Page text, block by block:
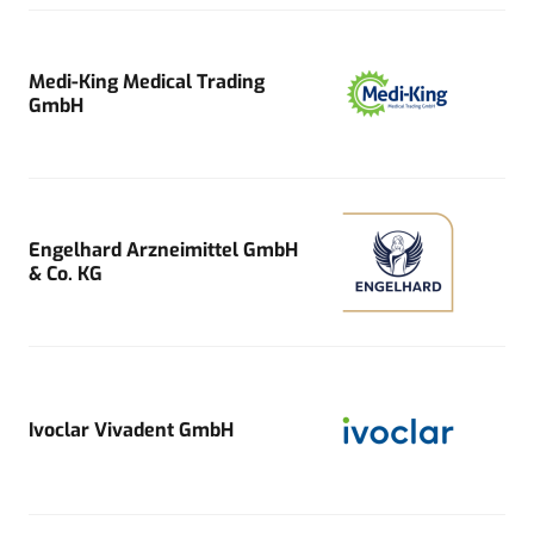
Medi-King Medical Trading
GmbH
Engelhard Arzneimittel GmbH
& Co. KG
Ivoclar Vivadent GmbH